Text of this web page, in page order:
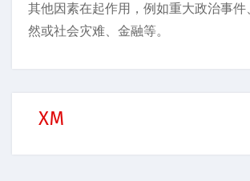
其他因素在起作用，例如重大政治事件
然或社会灾难、金融等。
XM